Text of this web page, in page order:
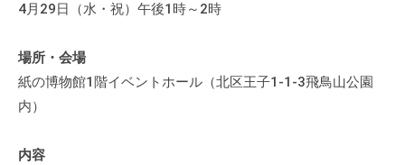
4月29日（水・祝）午後1時～2時
場所・会場
紙の博物館1階イベントホール（北区王子1-1-3飛鳥山公園
内）
内容